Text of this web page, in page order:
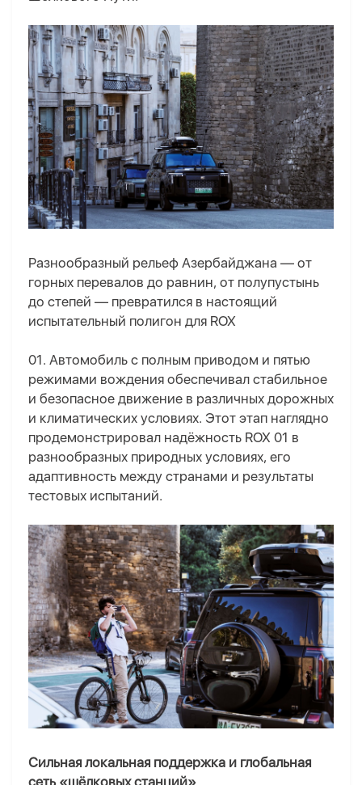
Разнообразный рельеф Азербайджана — от
горных перевалов до равнин, от полупустынь
до степей — превратился в настоящий
испытательный полигон для ROX
01. Автомобиль с полным приводом и пятью
режимами вождения обеспечивал стабильное
и безопасное движение в различных дорожных
и климатических условиях. Этот этап наглядно
продемонстрировал надёжность ROX 01 в
разнообразных природных условиях, его
адаптивность между странами и результаты
тестовых испытаний.
Сильная локальная поддержка и глобальная
сеть «шёлковых станций»